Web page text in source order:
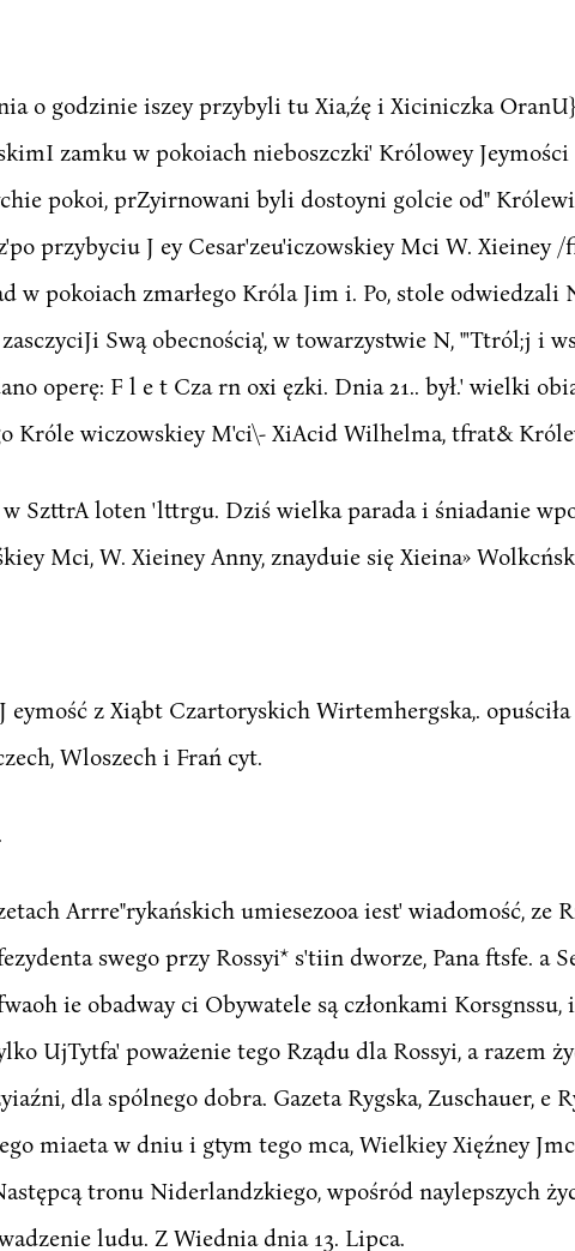
o godzinie iszey przybyli tu Xia,źę i Xiciniczka
zamku w pokoiach nieboszczki' Królowey
pokoi, prZyirnowani byli dostoyni golcie od"
przybyciu J ey Cesar'zeu'iczowskiey Mci W. Xieiney /
w pokoiach zmarłego Króla Jim i. Po, stole odwiedzali
Swą obecnością', w towarzystwie N, "'Ttról;j i
operę: F l e t Cza rn oxi ęzki. Dnia 21.. był.' wielki
Króle wiczowskiey M'ci\- XiAcid Wilhelma, tfrat&
SzttrA loten 'lttrgu. Dziś wielka parada i śniadanie
Mci, W. Xieiney Anny, znayduie się Xieina»
eymość z Xiąbt Czartoryskich Wirtemhergska,.
Wloszech i Frań cyt.
Arrre"rykańskich umiesezooa iest' wiadomość, ze
swego przy Rossyi* s'tiin dworze, Pana ftsfe. a
ie obadway ci Obywatele są członkami Korsgnssu,
UjTytfa' poważenie tego Rządu dla Rossyi, a razem
dla spólnego dobra. Gazeta Rygska, Zuschauer, e
miaeta w dniu i gtym tego mca, Wielkiey Xięźney
tronu Niderlandzkiego, wpośród naylepszych
ludu. Z Wiednia dnia 13. Lipca.